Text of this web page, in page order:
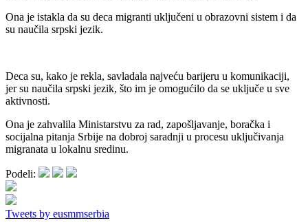
Ona je istakla da su deca migranti uključeni u obrazovni sistem i da
su naučila srpski jezik.
Deca su, kako je rekla, savladala najveću barijeru u komunikaciji,
jer su naučila srpski jezik, što im je omogućilo da se uključe u sve
aktivnosti.
Ona je zahvalila Ministarstvu za rad, zapošljavanje, boračka i
socijalna pitanja Srbije na dobroj saradnji u procesu uključivanja
migranata u lokalnu sredinu.
Podeli:
Tweets by eusmmserbia